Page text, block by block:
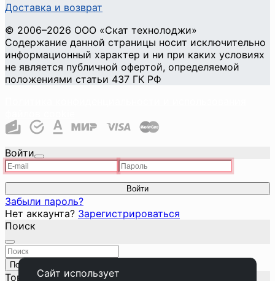
Доставка и возврат
© 2006–2026 ООО «Скат технолоджи»
Содержание данной страницы носит исключительно
информационный характер и ни при каких условиях
не является публичной офертой, определяемой
положениями статьи 437 ГК РФ
Войти
Войти
Забыли пароль?
Нет аккаунта? Зарегистрироваться
Поиск
Поиск
Товар добавлен в корзину
Сайт использует